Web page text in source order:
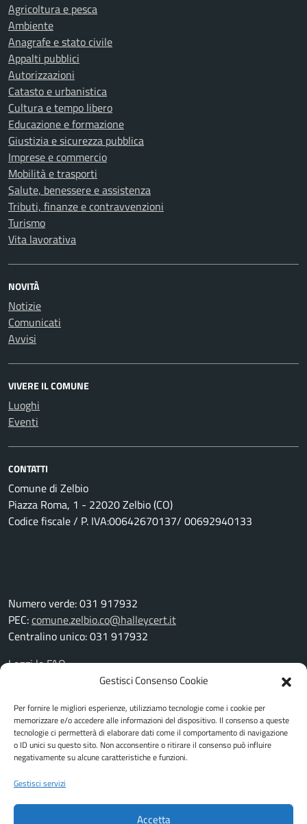
Gestisci Consenso Cookie
Per fornire le migliori esperienze, utilizziamo tecnologie come i cookie per
memorizzare e/o accedere alle informazioni del dispositivo. Il consenso a queste
tecnologie ci permetterà di elaborare dati come il comportamento di navigazione
o ID unici su questo sito. Non acconsentire o ritirare il consenso può influire
negativamente su alcune caratteristiche e funzioni.
Gestisci servizi
Accetta
Agricoltura e pesca
Ambiente
Anagrafe e stato civile
Appalti pubblici
Autorizzazioni
Catasto e urbanistica
Cultura e tempo libero
Educazione e formazione
Giustizia e sicurezza pubblica
Imprese e commercio
Mobilità e trasporti
Salute, benessere e assistenza
Tributi, finanze e contravvenzioni
Turismo
Vita lavorativa
NOVITÀ
Notizie
Comunicati
Avvisi
VIVERE IL COMUNE
Luoghi
Eventi
CONTATTI
Comune di Zelbio
Piazza Roma, 1 - 22020 Zelbio (CO)
Codice fiscale / P. IVA:00642670137/ 00692940133
Numero verde: 031 917932
PEC:comune.zelbio.co@halleycert.it
Centralino unico: 031 917932
Leggi le FAQ
Prenotazione appuntamento
Richiesta assistenza
Amministrazione trasparente
Albo pretorio
Informativa privacy
Cookie Policy
Piano di miglioramento del sito